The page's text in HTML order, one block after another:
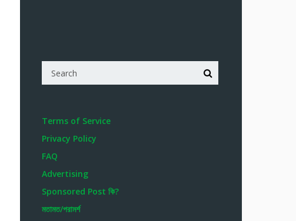
Terms of Service
Privacy Policy
FAQ
Advertising
Sponsored Post কি?
মতামত/পরামর্শ